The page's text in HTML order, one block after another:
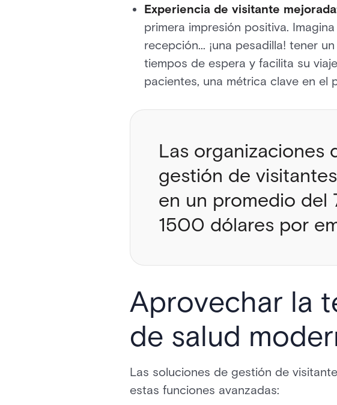
Experiencia de visitante
primera impresión positiva.
recepción... ¡una pesadilla! tener
tiempos de espera y facilita su
pacientes, una métrica clave en el
Las organizaciones
gestión de
en un promedio del
1500 dólares por
Aprovechar la
de salud
Las soluciones de gestión de
estas funciones avanzadas: